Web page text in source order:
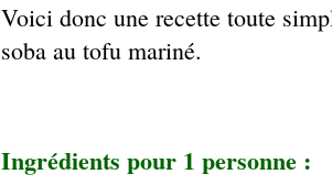
Voici donc une recette toute
soba au tofu mariné.
Ingrédients pour 1 personne :